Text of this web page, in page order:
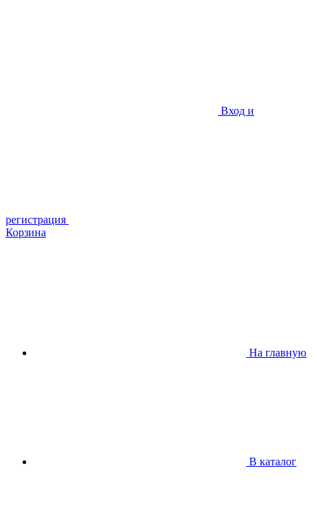
Вход и
регистрация
Корзина
На главную
В каталог